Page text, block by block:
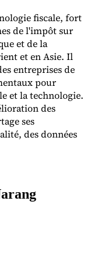
Afrique
fiscale, fort
de l'impôt sur
et de la
et en Asie. Il
entreprises de
pour
et la technologie.
des
ses
des données